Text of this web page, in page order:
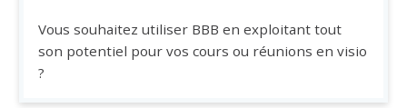
Vous souhaitez utiliser BBB en exploitant tout
son potentiel pour vos cours ou réunions en visio
?